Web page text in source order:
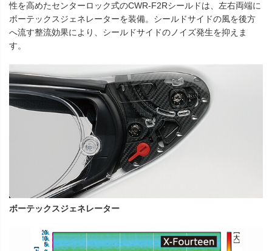
性を高めたセンターロック式のCWR-F2Rシールドは、左右両端に
ボーテックスジェネレーターを装備。シールドサイドの風を後方
へ流す整流効果により、シールドサイドのノイズ発生を抑えま
す。
ボーテックスジェネレーター